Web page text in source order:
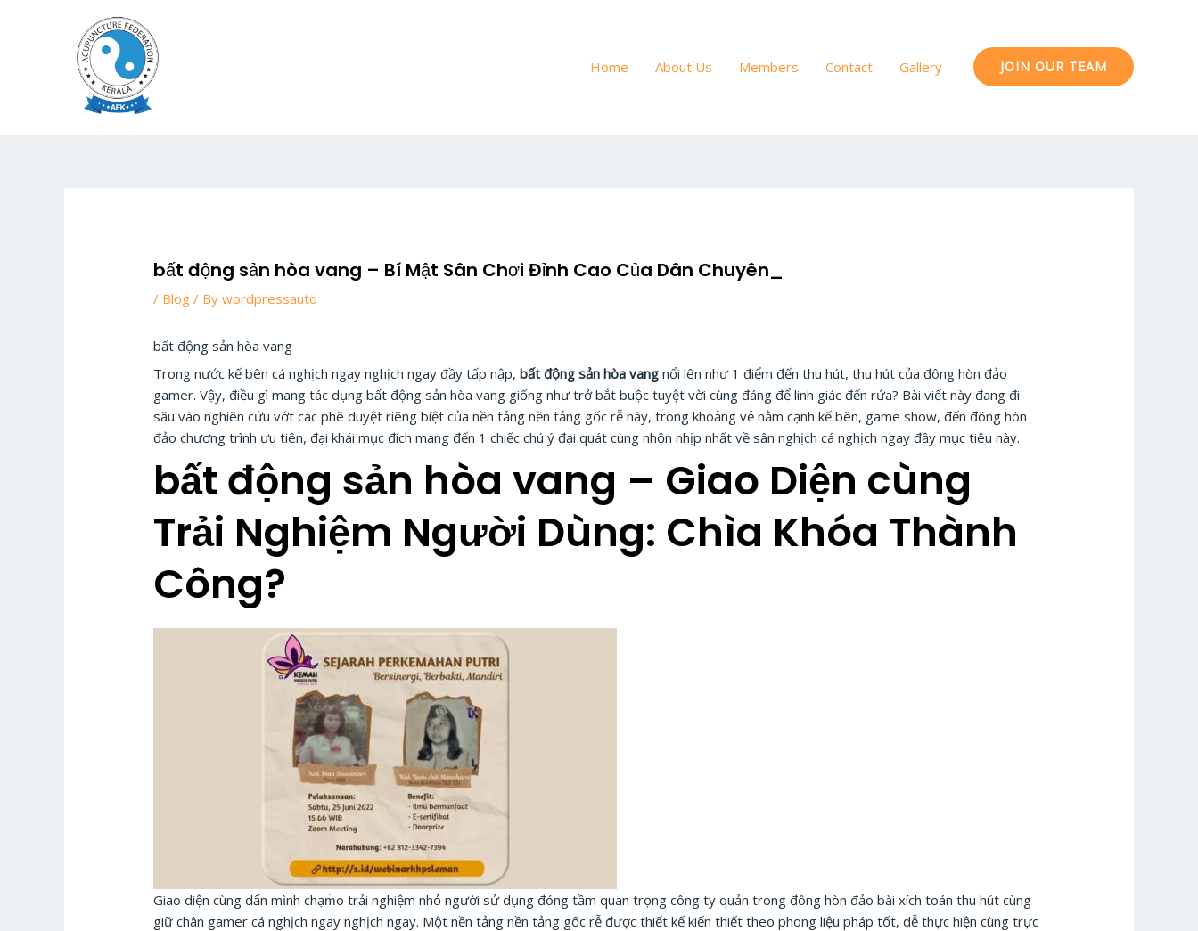
Home
About Us Members Contact Gallery JOIN OUR TEAM
bất động sản hòa vang – Bí Mật Sân Chơi Đỉnh Cao Của Dân Chuyên_
/ Blog / Bywordpressauto
bất động sản hòa vang
Trong nước kế bên cá nghịch ngay nghịch ngay đầy tấp nập,bất động sản hòa vang nổi lên như 1 điểm đến thu hút, thu hút của đông hòn đảo
gamer. Vậy, điều gì mang tác dụng bất động sản hòa vang giống như trở bắt buộc tuyệt vời cùng đáng để linh giác đến rứa? Bài viết này đang đi
sâu vào nghiên cứu vớt các phê duyệt riêng biệt của nền tảng nền tảng gốc rễ này, trong khoảng vẻ nằm cạnh kế bên, game show, đến đông hòn
đảo chương trình ưu tiên, đại khái mục đích mang đến 1 chiếc chú ý đại quát cùng nhộn nhịp nhất về sân nghịch cá nghịch ngay đầy mục tiêu này.
bất động sản hòa vang – Giao Diện cùng
Trải Nghiệm Người Dùng: Chìa Khóa Thành
Công?
Giao diện cùng dấn mình chạm̀o trải nghiệm nhỏ người sử dụng đóng tầm quan trọng công ty quản trong đông hòn đảo bài xích toán thu hút cùng
giữ chân gamer cá nghịch ngay nghịch ngay. Một nền tảng nền tảng gốc rễ được thiết kế kiến thiết theo phong liệu pháp tốt, dễ thực hiện cùng trực